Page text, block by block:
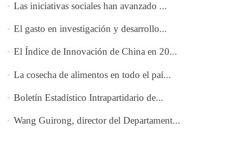
Las iniciativas sociales han avanzado ...
El gasto en investigación y desarrollo...
El Índice de Innovación de China en 20...
La cosecha de alimentos en todo el paí...
Boletín Estadístico Intrapartidario de...
Wang Guirong, director del Departament...